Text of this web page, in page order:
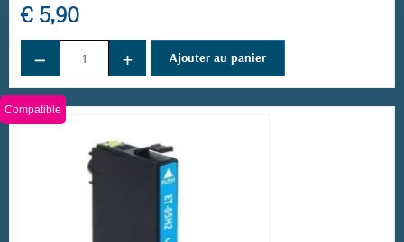
€ 5,90
− + Ajouter au panier
Compatible